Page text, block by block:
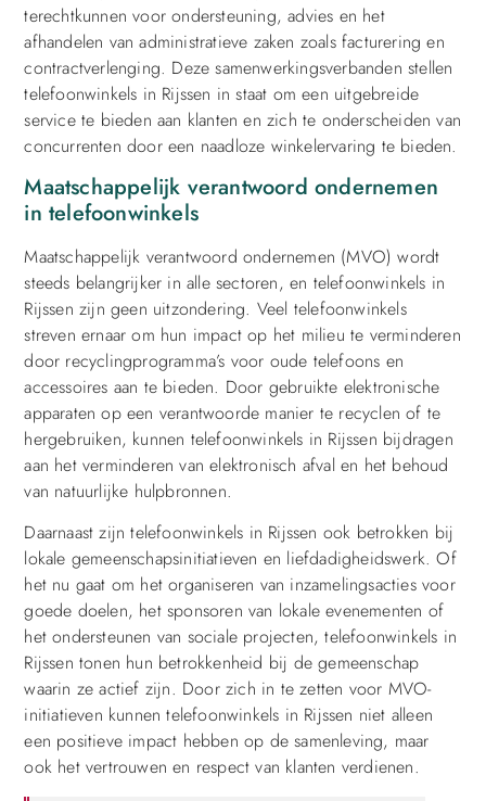
terechtkunnen voor ondersteuning, advies en het
afhandelen van administratieve zaken zoals facturering en
contractverlenging. Deze samenwerkingsverbanden stellen
telefoonwinkels in Rijssen in staat om een uitgebreide
service te bieden aan klanten en zich te onderscheiden van
concurrenten door een naadloze winkelervaring te bieden.
Maatschappelijk verantwoord ondernemen
in telefoonwinkels
Maatschappelijk verantwoord ondernemen (MVO) wordt
steeds belangrijker in alle sectoren, en telefoonwinkels in
Rijssen zijn geen uitzondering. Veel telefoonwinkels
streven ernaar om hun impact op het milieu te verminderen
door recyclingprogramma’s voor oude telefoons en
accessoires aan te bieden. Door gebruikte elektronische
apparaten op een verantwoorde manier te recyclen of te
hergebruiken, kunnen telefoonwinkels in Rijssen bijdragen
aan het verminderen van elektronisch afval en het behoud
van natuurlijke hulpbronnen.
Daarnaast zijn telefoonwinkels in Rijssen ook betrokken bij
lokale gemeenschapsinitiatieven en liefdadigheidswerk. Of
het nu gaat om het organiseren van inzamelingsacties voor
goede doelen, het sponsoren van lokale evenementen of
het ondersteunen van sociale projecten, telefoonwinkels in
Rijssen tonen hun betrokkenheid bij de gemeenschap
waarin ze actief zijn. Door zich in te zetten voor MVO-
initiatieven kunnen telefoonwinkels in Rijssen niet alleen
een positieve impact hebben op de samenleving, maar
ook het vertrouwen en respect van klanten verdienen.